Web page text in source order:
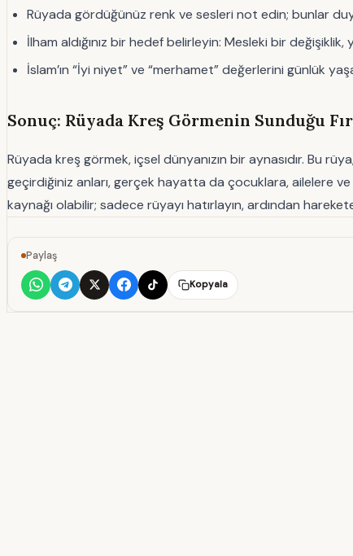
Rüyada gördüğünüz renk ve sesleri not edin; bunlar
İlham aldığınız bir hedef belirleyin: Mesleki bir
İslam’ın “İyi niyet” ve “merhamet” değerlerini günlük
Sonuç: Rüyada Kreş Görmenin Sunduğu
Rüyada kreş görmek, içsel dünyanızın bir aynasıdır. Bu
geçirdiğiniz anları, gerçek hayatta da çocuklara, ailelere
kaynağı olabilir; sadece rüyayı hatırlayın, ardından
Paylaş
Kopyala